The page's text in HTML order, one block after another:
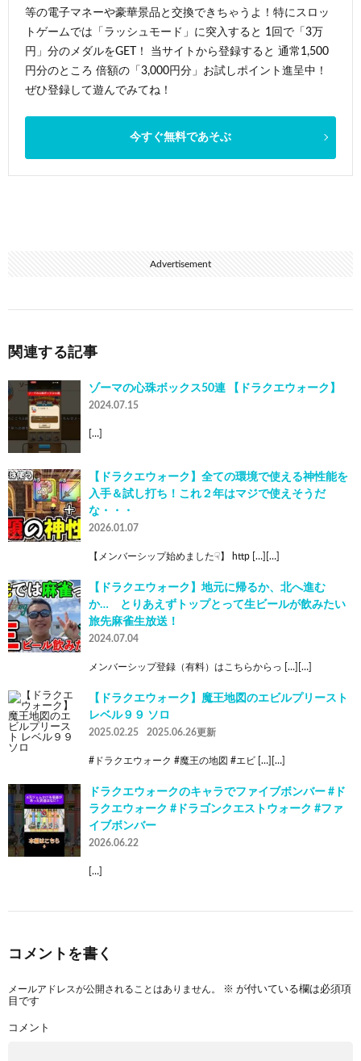
等の電子マネーや豪華景品と交換できちゃうよ！特にスロッ
トゲームでは「ラッシュモード」に突入すると 1回で「3万
円」分のメダルをGET！ 当サイトから登録すると 通常1,500
円分のところ 倍額の「3,000円分」お試しポイント進呈中！
ぜひ登録して遊んでみてね！
今すぐ無料であそぶ
Advertisement
関連する記事
ゾーマの心珠ボックス50連 【ドラクエウォーク】
2024.07.15
[…]
【ドラクエウォーク】全ての環境で使える神性能を
入手＆試し打ち！これ２年はマジで使えそうだ
な・・・
2026.01.07
【メンバーシップ始めました☟】 http […][…]
【ドラクエウォーク】地元に帰るか、北へ進む
か… とりあえずトップとって生ビールが飲みたい
旅先麻雀生放送！
2024.07.04
メンバーシップ登録（有料）はこちらからっ […][…]
【ドラクエウォーク】魔王地図のエビルプリースト
レベル９９ ソロ
2025.02.25 2025.06.26更新
#ドラクエウォーク #魔王の地図 #エビ […][…]
ドラクエウォークのキャラでファイブボンバー #ド
ラクエウォーク #ドラゴンクエストウォーク #ファ
イブボンバー
2026.06.22
[…]
コメントを書く
メールアドレスが公開されることはありません。 ※ が付いている欄は必須項
目です
コメント